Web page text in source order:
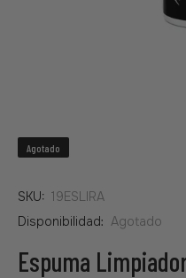
Agotado
SKU: 19ESLIRA
Disponibilidad: Agotado
Espuma